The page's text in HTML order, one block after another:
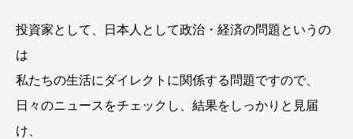
投資家として、日本人として政治・経済の問題というの
は
私たちの生活にダイレクトに関係する問題ですので、
日々のニュースをチェックし、結果をしっかりと見届
け、